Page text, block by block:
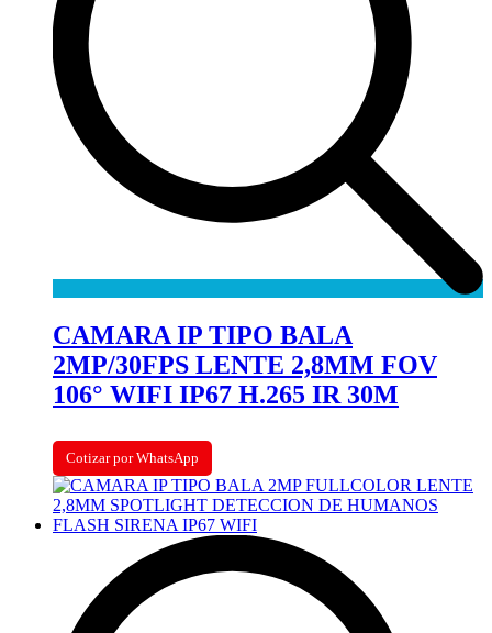
CAMARA IP TIPO BALA
2MP/30FPS LENTE 2,8MM FOV
106° WIFI IP67 H.265 IR 30M
Cotizar por WhatsApp